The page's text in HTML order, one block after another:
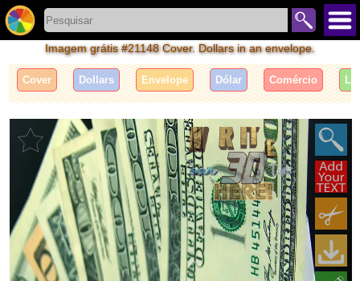
Imagem grátis #21148 Cover. Dollars in an envelope.
Cover Dollars Envelope Dólar Comércio Lei